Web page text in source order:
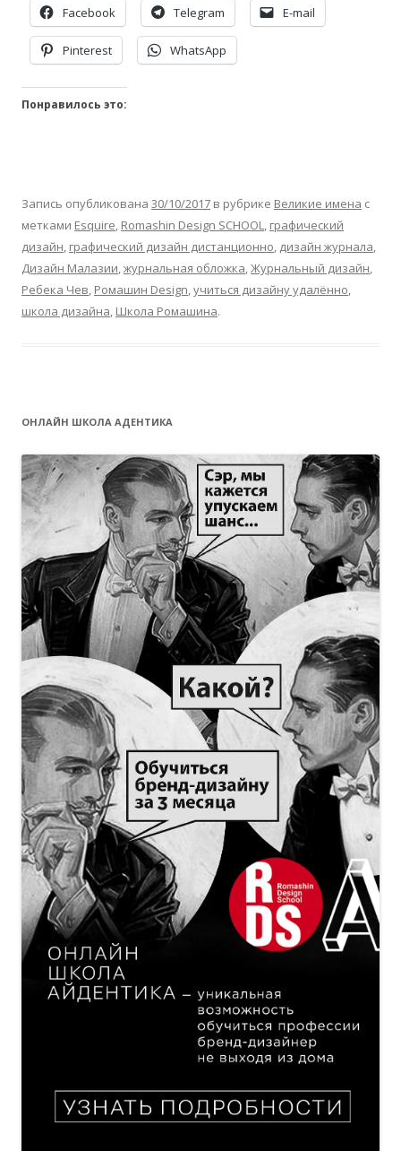
Facebook Telegram E-mail
Pinterest WhatsApp
Понравилось это:
Запись опубликована 30/10/2017 в рубрике Великие имена с
метками Esquire, Romashin Design SCHOOL, графический
дизайн, графический дизайн дистанционно, дизайн журнала,
Дизайн Малазии,журнальная обложка,Журнальный дизайн,
Ребека Чев, Ромашин Design,учиться дизайну удалённо,
школа дизайна, Школа Ромашина.
ОНЛАЙН ШКОЛА АДЕНТИКА